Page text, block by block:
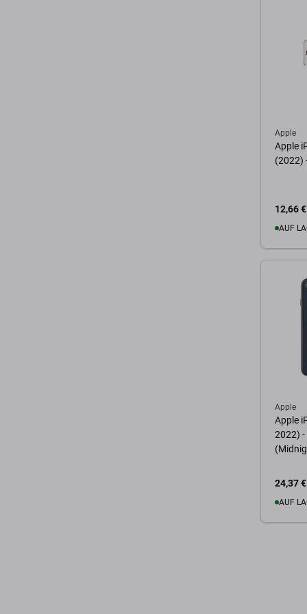
Apple
Apple
(2022)
12,66 €
AUF
Apple
Apple
2022)
24,37 €
AUF